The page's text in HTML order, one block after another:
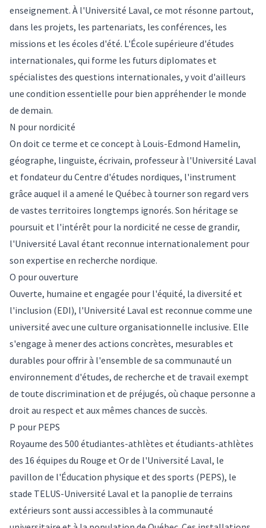
enseignement. À l'Université Laval, ce mot résonne partout,
dans les projets, les partenariats, les conférences, les
missions et les écoles d'été. L'École supérieure d'études
internationales, qui forme les futurs diplomates et
spécialistes des questions internationales, y voit d'ailleurs
une condition essentielle pour bien appréhender le monde
de demain.
N pour nordicité
On doit ce terme et ce concept à Louis-Edmond Hamelin,
géographe, linguiste, écrivain, professeur à l'Université Laval
et fondateur du Centre d'études nordiques, l'instrument
grâce auquel il a amené le Québec à tourner son regard vers
de vastes territoires longtemps ignorés. Son héritage se
poursuit et l'intérêt pour la nordicité ne cesse de grandir,
l'Université Laval étant reconnue internationalement pour
son expertise en recherche nordique.
O pour ouverture
Ouverte, humaine et engagée pour l'équité, la diversité et
l'inclusion (EDI), l'Université Laval est reconnue comme une
université avec une culture organisationnelle inclusive. Elle
s'engage à mener des actions concrètes, mesurables et
durables pour offrir à l'ensemble de sa communauté un
environnement d'études, de recherche et de travail exempt
de toute discrimination et de préjugés, où chaque personne a
droit au respect et aux mêmes chances de succès.
P pour PEPS
Royaume des 500 étudiantes-athlètes et étudiants-athlètes
des 16 équipes du Rouge et Or de l'Université Laval, le
pavillon de l'Éducation physique et des sports (PEPS), le
stade TELUS-Université Laval et la panoplie de terrains
extérieurs sont aussi accessibles à la communauté